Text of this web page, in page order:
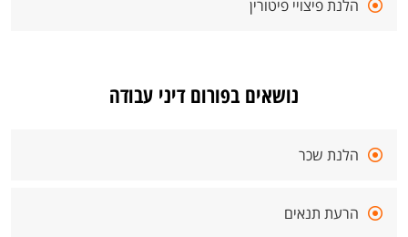
הלנת פיצויי פיטורין
נושאים בפורום דיני עבודה
הלנת שכר
הרעת תנאים